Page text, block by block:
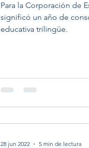
Para la Corporación de
significó un año de
educativa trilingüe.
28 jun 2022 5 min de lectura